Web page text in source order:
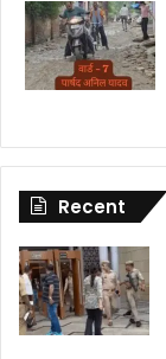
Recent